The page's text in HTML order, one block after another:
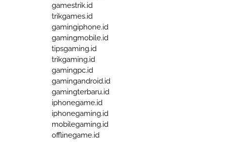
gamestrik.id
trikgames.id
gamingiphone.id
gamingmobile.id
tipsgaming.id
trikgaming.id
gamingpc.id
gamingandroid.id
gamingterbaru.id
iphonegame.id
iphonegaming.id
mobilegaming.id
offlinegame.id